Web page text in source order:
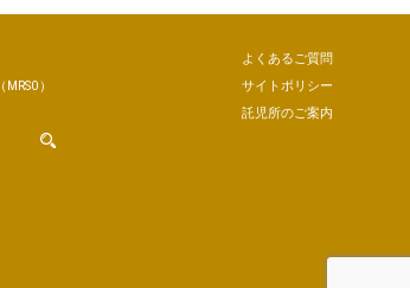
（MRSO）
よくあるご質問
サイトポリシー
託児所のご案内